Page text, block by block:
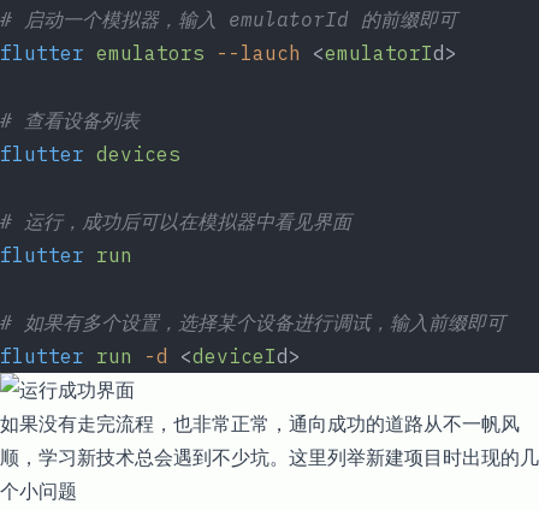
# 启动一个模拟器，输入 emulatorId 的前缀即可
flutter emulators --lauch <emulatorId>
# 查看设备列表
flutter devices
# 运行，成功后可以在模拟器中看见界面
flutter run
# 如果有多个设置，选择某个设备进行调试，输入前缀即可
flutter run -d <deviceId>
如果没有走完流程，也非常正常，通向成功的道路从不一帆风
顺，学习新技术总会遇到不少坑。这里列举新建项目时出现的几
个小问题